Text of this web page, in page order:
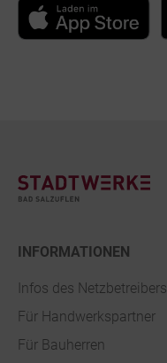
INFORMATIONEN
Infos des Netzbetreibers
Für Handwerkspartner
Für Bauherren